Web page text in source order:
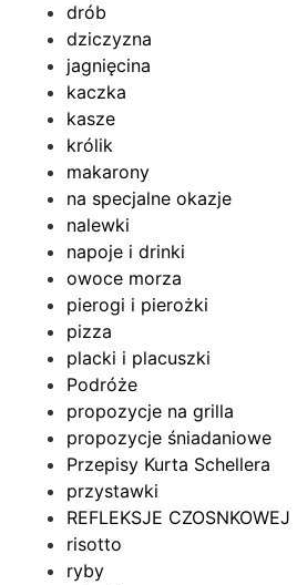
drób
dziczyzna
jagnięcina
kaczka
kasze
królik
makarony
na specjalne okazje
nalewki
napoje i drinki
owoce morza
pierogi i pierożki
pizza
placki i placuszki
Podróże
propozycje na grilla
propozycje śniadaniowe
Przepisy Kurta Schellera
przystawki
REFLEKSJE CZOSNKOWEJ
risotto
ryby